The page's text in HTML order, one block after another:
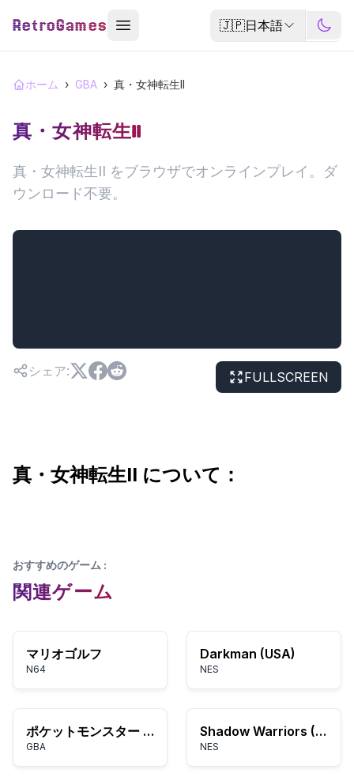
RetroGames 🇯🇵日本語
ホーム › GBA › 真・女神転生II
真・女神転生II
真・女神転生II をブラウザでオンラインプレイ。ダ
ウンロード不要。
シェア: FULLSCREEN
真・女神転生II について：
おすすめのゲーム :
関連ゲーム
マリオゴルフ
N64
Darkman (USA)
NES
ポケットモンスター ファイアレッド 拡張版
GBA
Shadow Warriors (Europe)
NES